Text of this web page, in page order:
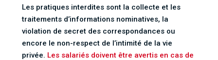
Les pratiques interdites sont la collecte et les
traitements d’informations nominatives, la
violation de secret des correspondances ou
encore le non-respect de l’intimité de la vie
privée. Les salariés doivent être avertis en cas de